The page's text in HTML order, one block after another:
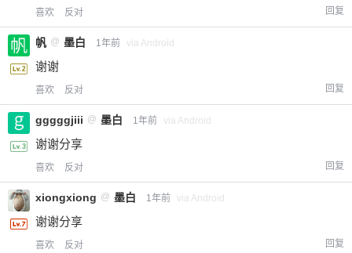
喜欢 反对 回复
帆 @ 墨白 1年前 via Android
谢谢
喜欢 反对 回复
gggggjiii @ 墨白 1年前 via Android
谢谢分享
喜欢 反对 回复
xiongxiong @ 墨白 1年前 via Android
谢谢分享
喜欢 反对 回复